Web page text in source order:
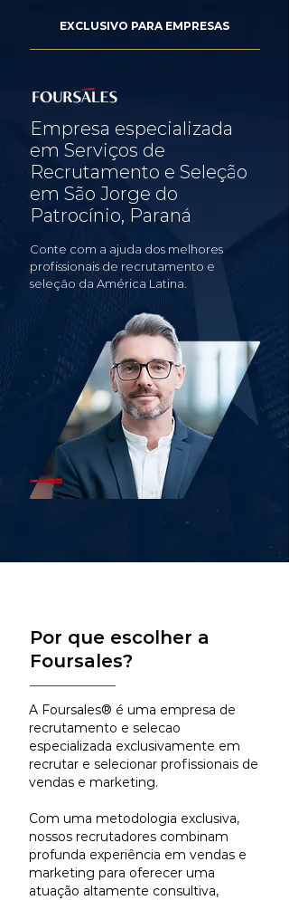
EXCLUSIVO PARA EMPRESAS
Empresa especializada
em Serviços de
Recrutamento e Seleção
em São Jorge do
Patrocínio, Paraná
Conte com a ajuda dos melhores
profissionais de recrutamento e
seleção da América Latina.
Por que escolher a
Foursales?
A Foursales® é uma empresa de
recrutamento e selecao
especializada exclusivamente em
recrutar e selecionar profissionais de
vendas e marketing.
Com uma metodologia exclusiva,
nossos recrutadores combinam
profunda experiência em vendas e
marketing para oferecer uma
atuação altamente consultiva,